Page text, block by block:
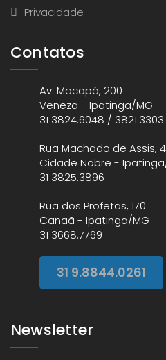
Privacidade
Contatos
Av. Macapá, 200
Veneza - Ipatinga/MG
31 3824.6048 / 3821.3303
Rua Machado de Assis,
Cidade Nobre -
31 3825.3896
Rua dos Profetas, 170
Canaã - Ipatinga/MG
31 3668.7769
31 9.8844.0261
Newsletter